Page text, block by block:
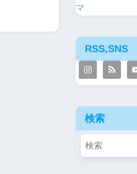
マ
RSS,SNS
検索